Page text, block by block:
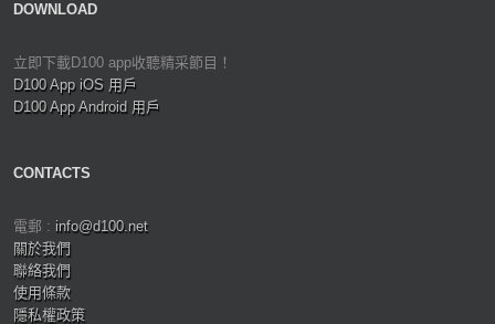
DOWNLOAD
立即下載D100 app收聽精采節目！
D100 App iOS 用戶
D100 App Android 用戶
CONTACTS
電郵 : info@d100.net
關於我們
聯絡我們
使用條款
隱私權政策